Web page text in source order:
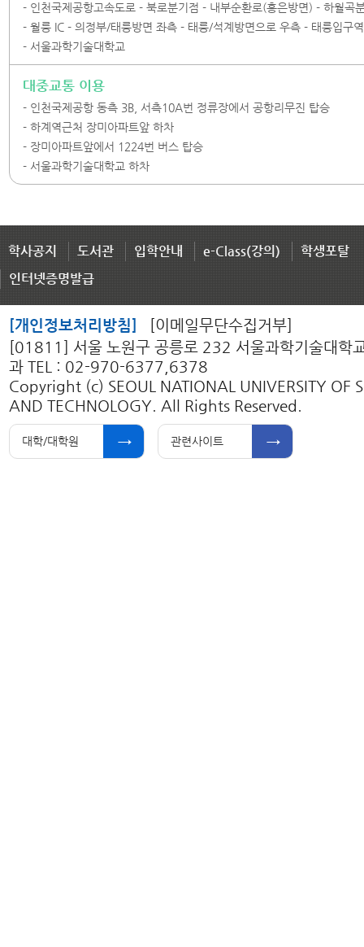
- 인천국제공항고속도로- 북로분기점- 내부순환로(홍은방면)- 하월곡
- 월릉 IC- 의정부/태릉방면 좌측- 태릉/석계방면으로 우측- 태릉입구역
- 서울과학기술대학교
대중교통 이용
- 인천국제공항 동측 3B, 서측10A번 정류장에서 공항리무진 탑승
- 하계역근처 장미아파트앞 하차
- 장미아파트앞에서 1224번 버스 탑승
- 서울과학기술대학교 하차
학사공지 도서관 입학안내 e-Class(강의)
학생포탈
인터넷증명발급
[개인정보처리방침]
[이메일무단수집거부]
[01811] 서울 노원구 공릉로 232 서울과학기술대학
과 TEL : 02-970-6377,6378
Copyright (c) SEOUL NATIONAL UNIVERSITY OF
AND TECHNOLOGY. All Rights Reserved.
대학/대학원 관련사이트